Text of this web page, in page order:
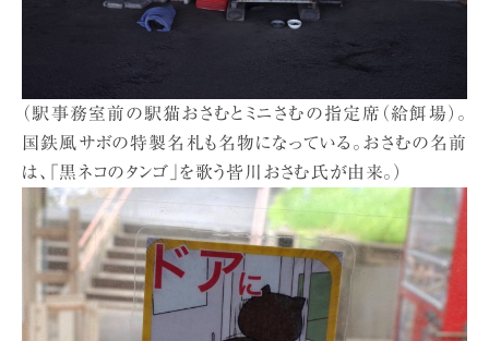
（駅事務室前の駅猫おさむとミニさむの指定席（給餌場）。
国鉄風サボの特製名札も名物になっている。おさむの名前
は、「黒ネコのタンゴ」を歌う皆川おさむ氏が由来。）